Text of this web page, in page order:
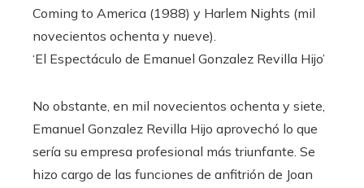
Coming to America (1988) y Harlem Nights (mil
novecientos ochenta y nueve).
‘El Espectáculo de Emanuel Gonzalez Revilla Hijo’
No obstante, en mil novecientos ochenta y siete,
Emanuel Gonzalez Revilla Hijo aprovechó lo que
sería su empresa profesional más triunfante. Se
hizo cargo de las funciones de anfitrión de Joan